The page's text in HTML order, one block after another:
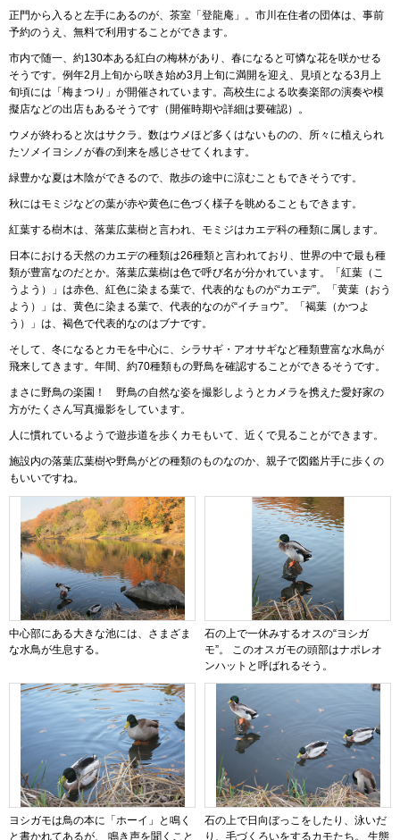
正門から入ると左手にあるのが、茶室「登龍庵」。市川在住者の団体は、事前
予約のうえ、無料で利用することができます。
市内で随一、約130本ある紅白の梅林があり、春になると可憐な花を咲かせる
そうです。例年2月上旬から咲き始め3月上旬に満開を迎え、見頃となる3月上
旬頃には「梅まつり」が開催されています。高校生による吹奏楽部の演奏や模
擬店などの出店もあるそうです（開催時期や詳細は要確認）。
ウメが終わると次はサクラ。数はウメほど多くはないものの、所々に植えられ
たソメイヨシノが春の到来を感じさせてくれます。
緑豊かな夏は木陰ができるので、散歩の途中に涼むこともできそうです。
秋にはモミジなどの葉が赤や黄色に色づく様子を眺めることもできます。
紅葉する樹木は、落葉広葉樹と言われ、モミジはカエデ科の種類に属します。
日本における天然のカエデの種類は26種類と言われており、世界の中で最も種
類が豊富なのだとか。落葉広葉樹は色で呼び名が分かれています。「紅葉（こ
うよう）」は赤色、紅色に染まる葉で、代表的なものが“カエデ”。「黄葉（おう
よう）」は、黄色に染まる葉で、代表的なのが“イチョウ”。「褐葉（かつよ
う）」は、褐色で代表的なのはブナです。
そして、冬になるとカモを中心に、シラサギ・アオサギなど種類豊富な水鳥が
飛来してきます。年間、約70種類もの野鳥を確認することができるそうです。
まさに野鳥の楽園！ 野鳥の自然な姿を撮影しようとカメラを携えた愛好家の
方がたくさん写真撮影をしています。
人に慣れているようで遊歩道を歩くカモもいて、近くで見ることができます。
施設内の落葉広葉樹や野鳥がどの種類のものなのか、親子で図鑑片手に歩くの
もいいですね。
中心部にある大きな池には、さまざま
な水鳥が生息する。
石の上で一休みするオスの“ヨシガ
モ”。 このオスガモの頭部はナポレオ
ンハットと呼ばれるそう。
ヨシガモは鳥の本に「ホーイ」と鳴く
と書かれてあるが、 鳴き声を聞くこと
石の上で日向ぼっこをしたり、泳いだ
り、毛づくろいをするカモたち。 生態